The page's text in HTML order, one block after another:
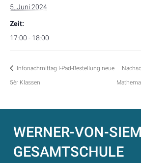
5. Juni 2024
Zeit:
17:00 - 18:00
Infonachmittag I-Pad-Bestellung neue
5èr Klassen
WERNER-VON-
GESAMTSCHULE